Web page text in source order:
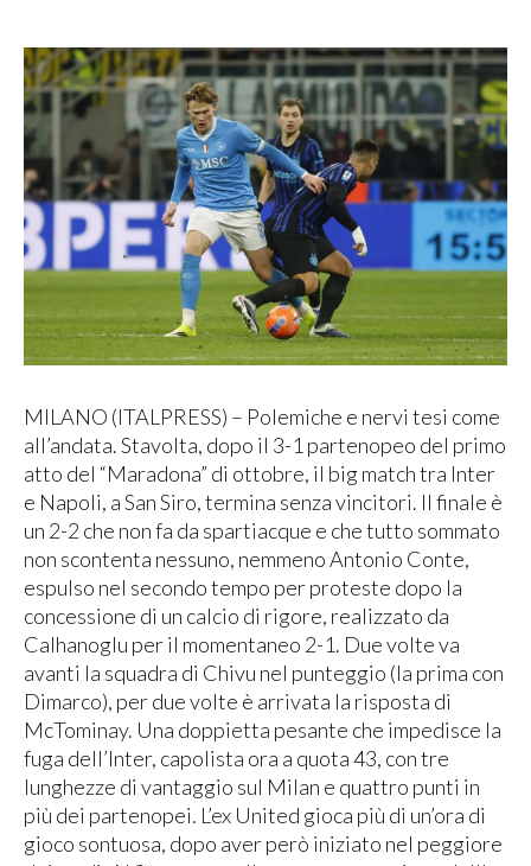
MILANO (ITALPRESS) – Polemiche e nervi tesi come
all’andata. Stavolta, dopo il 3-1 partenopeo del primo
atto del “Maradona” di ottobre, il big match tra Inter
e Napoli, a San Siro, termina senza vincitori. Il finale è
un 2-2 che non fa da spartiacque e che tutto sommato
non scontenta nessuno, nemmeno Antonio Conte,
espulso nel secondo tempo per proteste dopo la
concessione di un calcio di rigore, realizzato da
Calhanoglu per il momentaneo 2-1. Due volte va
avanti la squadra di Chivu nel punteggio (la prima con
Dimarco), per due volte è arrivata la risposta di
McTominay. Una doppietta pesante che impedisce la
fuga dell’Inter, capolista ora a quota 43, con tre
lunghezze di vantaggio sul Milan e quattro punti in
più dei partenopei. L’ex United gioca più di un’ora di
gioco sontuosa, dopo aver però iniziato nel peggiore